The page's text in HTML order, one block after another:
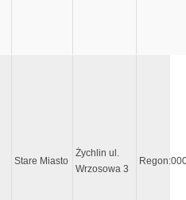
Stare Miasto
Żychlin ul.
Wrzosowa 3